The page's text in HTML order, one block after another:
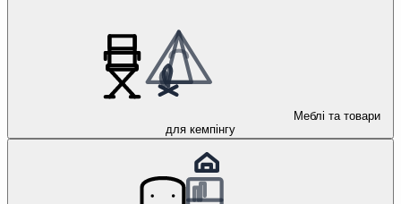
Меблі та товари
для кемпінгу